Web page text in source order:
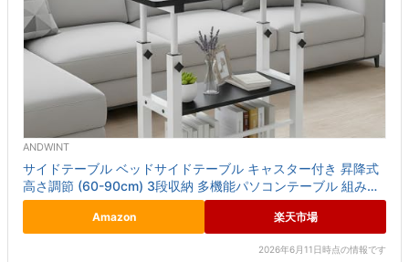
ANDWINT
サイドテーブル ベッドサイドテーブル キャスター付き 昇降式
高さ調節 (60-90cm) 3段収納 多機能パソコンテーブル 組み立
て簡単 パソコンテーブル pc 学習 ワークデス...
Amazon 楽天市場
2026年6月11日時点の情報です